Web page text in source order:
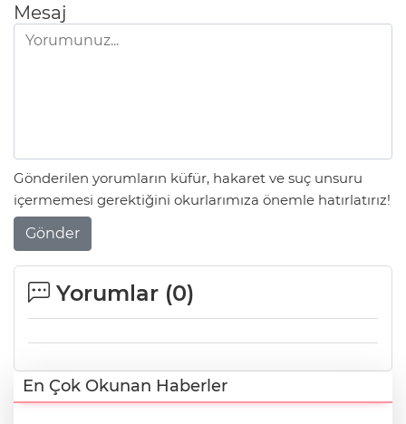
Mesaj
Gönderilen yorumların küfür, hakaret ve suç unsuru
içermemesi gerektiğini okurlarımıza önemle hatırlatırız!
Gönder
Yorumlar (0)
En Çok Okunan Haberler